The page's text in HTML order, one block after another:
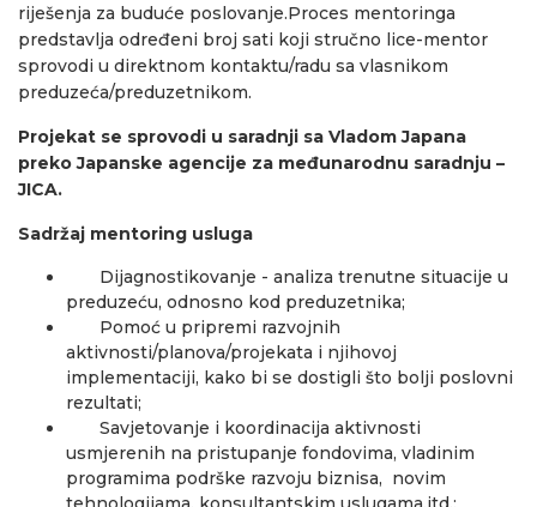
riješenja za buduće poslovanje.Proces mentoringa
predstavlja određeni broj sati koji stručno lice-mentor
sprovodi u direktnom kontaktu/radu sa vlasnikom
preduzeća/preduzetnikom.
Projekat se sprovodi u saradnji sa Vladom Japana
preko Japanske agencije za međunarodnu saradnju –
JICA.
Sadržaj mentoring usluga
Dijagnostikovanje - analiza trenutne situacije u
preduzeću, odnosno kod preduzetnika;
Pomoć u pripremi razvojnih
aktivnosti/planova/projekata i njihovoj
implementaciji, kako bi se dostigli što bolji poslovni
rezultati;
Savjetovanje i koordinacija aktivnosti
usmjerenih na pristupanje fondovima, vladinim
programima podrške razvoju biznisa, novim